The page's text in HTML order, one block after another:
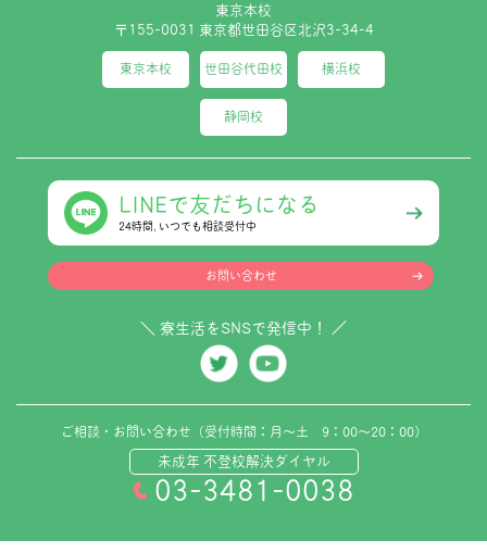
東京本校
〒155-0031 東京都世田谷区北沢3-34-4
東京本校 世田谷代田校 横浜校
静岡校
LINEで友だちになる
24時間､いつでも相談受付中
お問い合わせ
＼ 寮生活をSNSで発信中！ ／
ご相談・お問い合わせ（受付時間：月～土 9：00～20：00）
未成年 不登校解決ダイヤル
03-3481-0038